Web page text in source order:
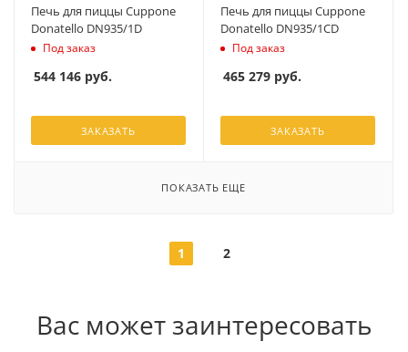
Печь для пиццы Cuppone
Donatello DN935/1D
Под заказ
544 146 руб.
ЗАКАЗАТЬ
Печь для пиццы Cuppone
Donatello DN935/1CD
Под заказ
465 279 руб.
ЗАКАЗАТЬ
ПОКАЗАТЬ ЕЩЕ
1 2
Вас может заинтересовать